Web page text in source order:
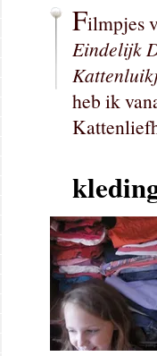
Filmpjes
Eindelijk
heb ik